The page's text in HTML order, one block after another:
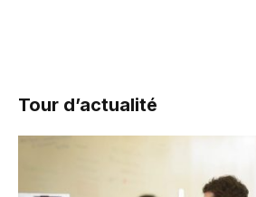
Tour d’actualité